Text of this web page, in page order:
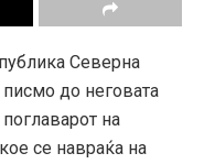
Северна
до неговата
поглаварот на
се навраќа на